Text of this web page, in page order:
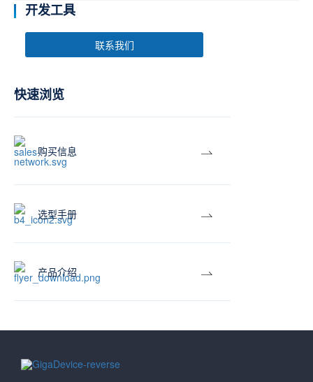
开发工具
联系我们
快速浏览
购买信息
选型手册
产品介绍